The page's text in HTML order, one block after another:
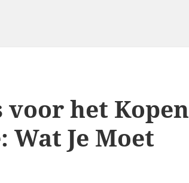
voor het Kopen
Wat Je Moet